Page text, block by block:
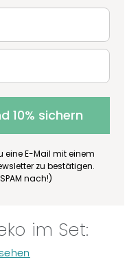
10% sichern
eine E-Mail mit einem
zu bestätigen.
nach!)
im Set: